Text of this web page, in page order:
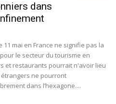
dans
mai en France ne signifie pas la
le secteur du tourisme en
et restaurants pourrait n'avoir lieu
étrangers ne pourront
dans l’hexagone....